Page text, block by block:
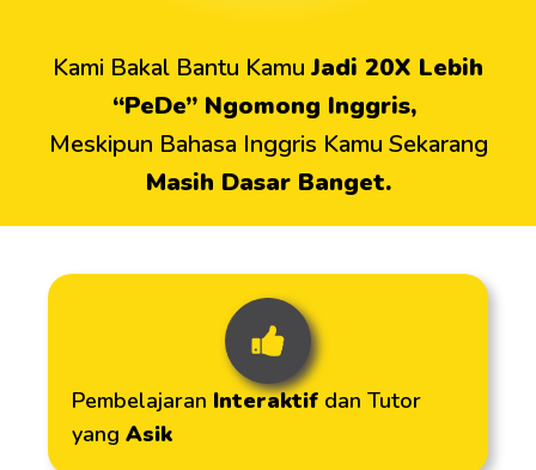
Kami Bakal Bantu Kamu Jadi 20X Lebih
“PeDe” Ngomong Inggris,
Meskipun Bahasa Inggris Kamu Sekarang
Masih Dasar Banget.
Pembelajaran Interaktif dan Tutor
yang Asik